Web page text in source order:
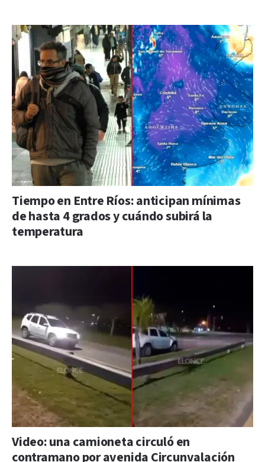
Tiempo en Entre Ríos: anticipan mínimas
de hasta 4 grados y cuándo subirá la
temperatura
Video: una camioneta circuló en
contramano por avenida Circunvalación